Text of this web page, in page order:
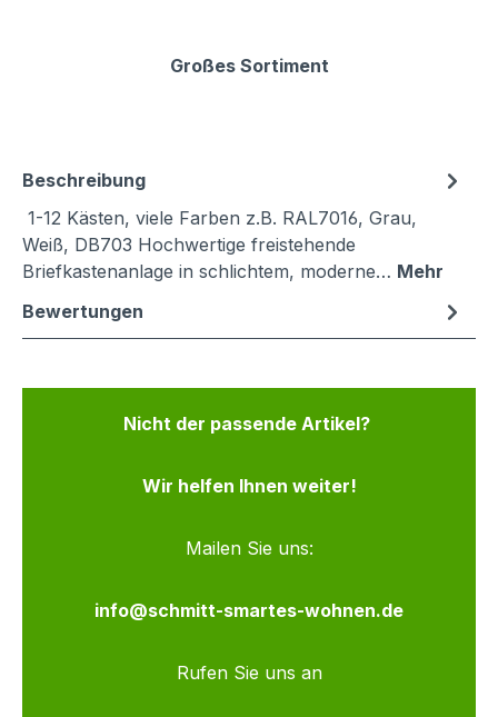
Großes Sortiment
Beschreibung
1-12 Kästen, viele Farben z.B. RAL7016, Grau,
Weiß, DB703 Hochwertige freistehende
Briefkastenanlage in schlichtem, moderne… Mehr
Bewertungen
Nicht der passende Artikel?
Wir helfen Ihnen weiter!
Mailen Sie uns:
info@schmitt-smartes-wohnen.de
Rufen Sie uns an